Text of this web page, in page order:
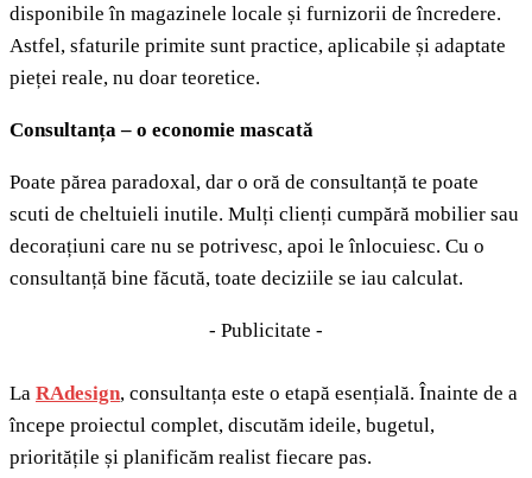
disponibile în magazinele locale și furnizorii de încredere.
Astfel, sfaturile primite sunt practice, aplicabile și adaptate
pieței reale, nu doar teoretice.
Consultanța – o economie mascată
Poate părea paradoxal, dar o oră de consultanță te poate
scuti de cheltuieli inutile. Mulți clienți cumpără mobilier sau
decorațiuni care nu se potrivesc, apoi le înlocuiesc. Cu o
consultanță bine făcută, toate deciziile se iau calculat.
- Publicitate -
La RAdesign, consultanța este o etapă esențială. Înainte de a
începe proiectul complet, discutăm ideile, bugetul,
prioritățile și planificăm realist fiecare pas.